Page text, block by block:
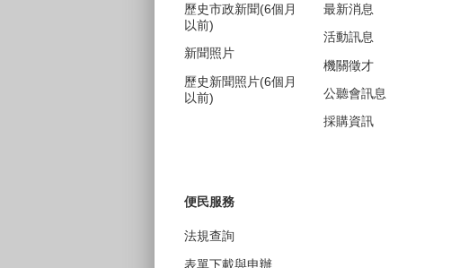
歷史市政新聞(6個月
以前)
新聞照片
歷史新聞照片(6個月
以前)
最新消息
活動訊息
機關徵才
公聽會訊息
採購資訊
便民服務
法規查詢
表單下載與申辦